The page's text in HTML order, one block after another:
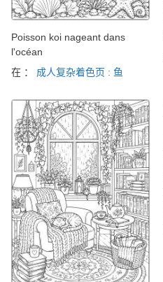
Poisson koi nageant dans
l'océan
在 ： 成人复杂着色页 : 鱼